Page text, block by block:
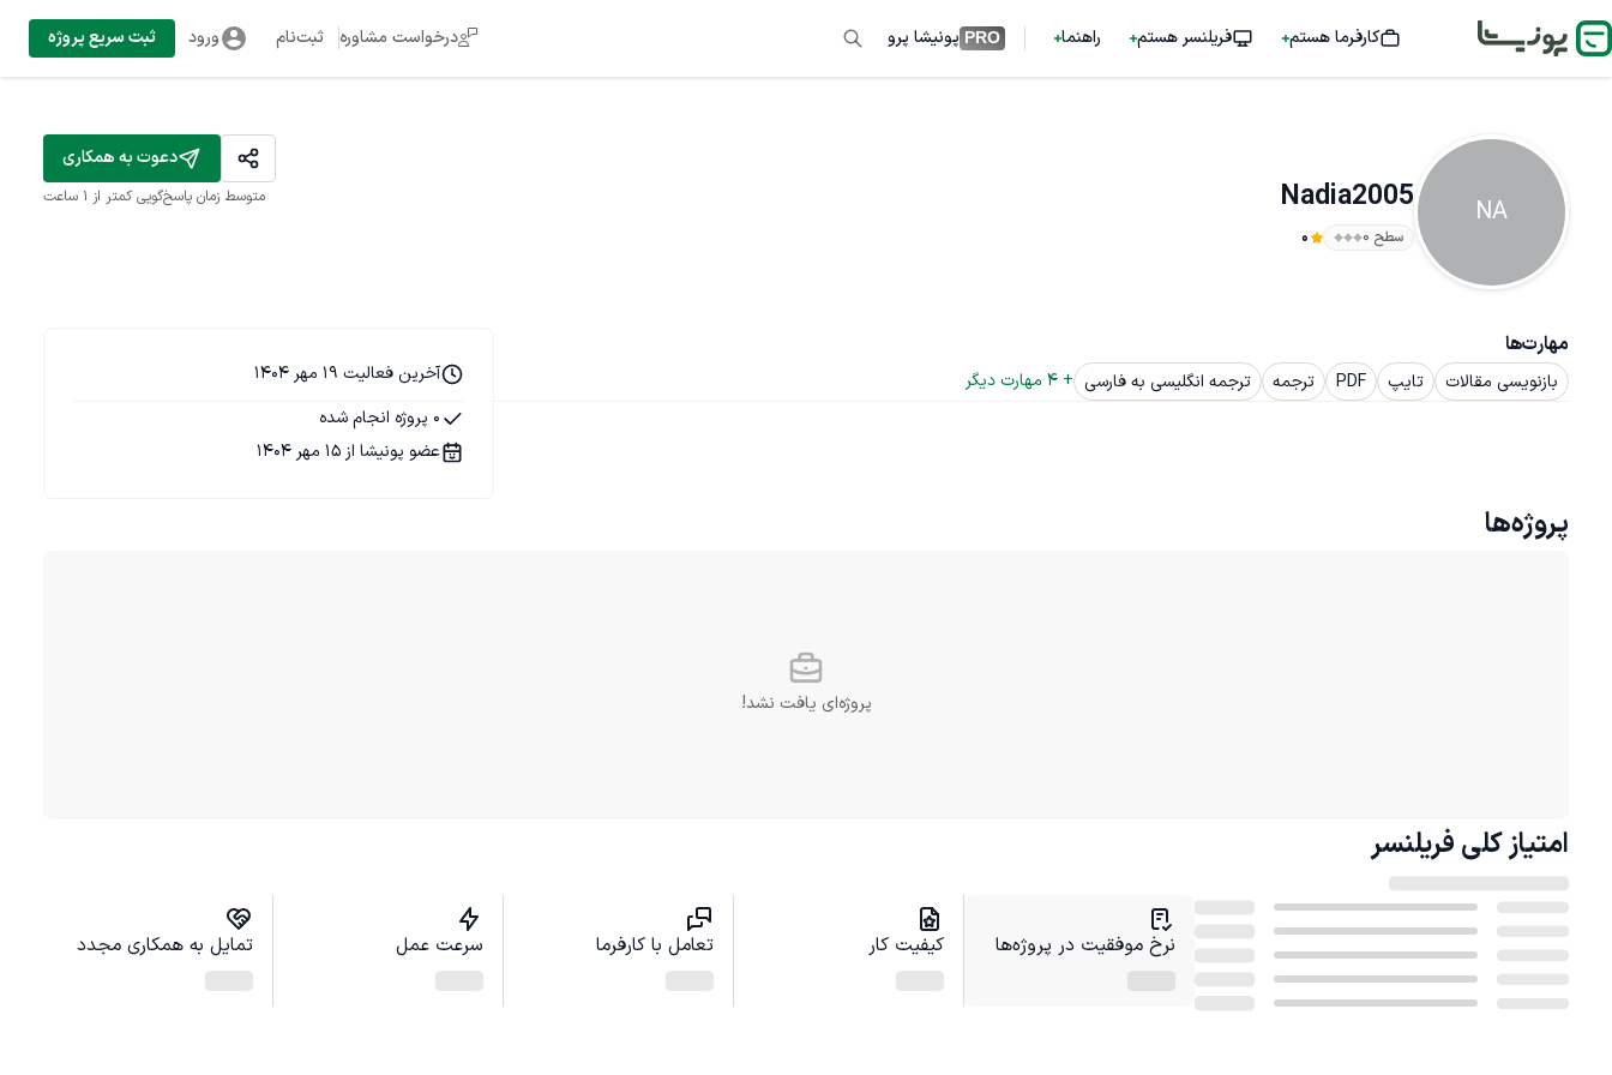
کارفرما هستم فریلنسر هستم راهنما PRO پونیشا پرو درخواست مشاوره ثبت‌نام ورود ثبت سریع پروژه
NA
Nadia2005
سطح ۰ 0
دعوت به همکاری
متوسط زمان پاسخ‌گویی کمتر از 1 ساعت
مهارت‌ها
بازنویسی مقالات تایپ PDF ترجمه ترجمه انگلیسی به فارسی +
4 مهارت دیگر
آخرین فعالیت 19 مهر 1404
0 پروژه انجام شده
عضو پونیشا از 15 مهر 1404
پروژه‌ها
پروژه‌ای یافت نشد!
امتیاز کلی فریلنسر
نرخ موفقیت در پروژه‌ها کیفیت کار تعامل با کارفرما سرعت عمل تمایل به همکاری مجدد